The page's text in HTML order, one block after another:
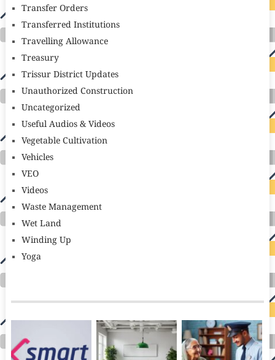
Transfer Orders
Transferred Institutions
Travelling Allowance
Treasury
Trissur District Updates
Unauthorized Construction
Uncategorized
Useful Audios & Videos
Vegetable Cultivation
Vehicles
VEO
Videos
Waste Management
Wet Land
Winding Up
Yoga